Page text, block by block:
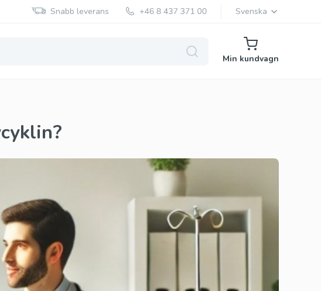
Snabb leverans Svenska
Cialis
Cialis Original Levitra
Vardenafil
(avanafil)
Min kundvagn